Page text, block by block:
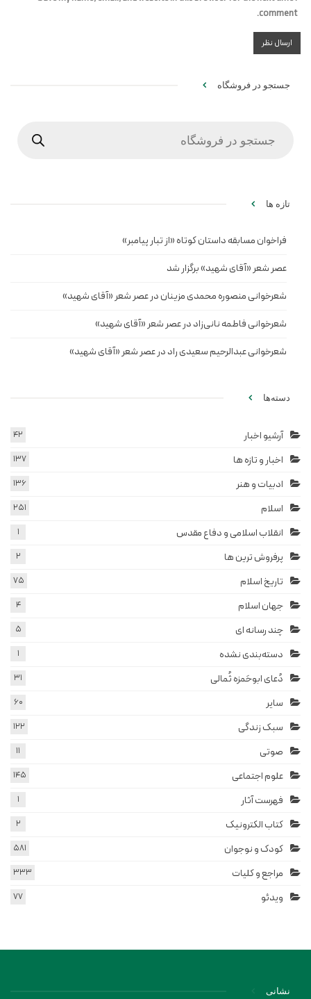
comment.
جستجو در فروشگاه
تازه ها
فراخوان مسابقه داستان کوتاه «از تبار پیامبر»
عصر شعر «آقای شهید» برگزار شد
شعرخوانی منصوره محمدی مزینان در عصر شعر «آقای شهید»
شعرخوانی فاطمه نانی‌زاد در عصر شعر «آقای شهید»
شعرخوانی عبدالرحیم سعیدی راد در عصر شعر «آقای شهید»
دسته‌ها
آرشیو اخبار 42
اخبار و تازه ها 137
ادبیات و هنر 136
اسلام 251
انقلاب اسلامی و دفاع مقدس 1
پرفروش ترین ها 2
تاریخ اسلام 75
جهان اسلام 4
چند رسانه ای 5
دسته‌بندی نشده 1
دُعای ابوحَمزه ثُمالی 31
سایر 60
سبک زندگی 122
صوتی 11
علوم اجتماعی 145
فهرست آثار 1
کتاب الکترونیک 2
کودک و نوجوان 581
مراجع و کلیات 333
ویدئو 77
نشانی